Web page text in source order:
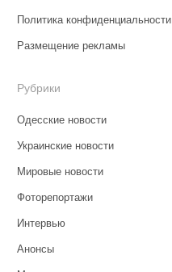
Политика конфиденциальности
Размещение рекламы
Рубрики
Одесские новости
Украинские новости
Мировые новости
Фоторепортажи
Интервью
Анонсы